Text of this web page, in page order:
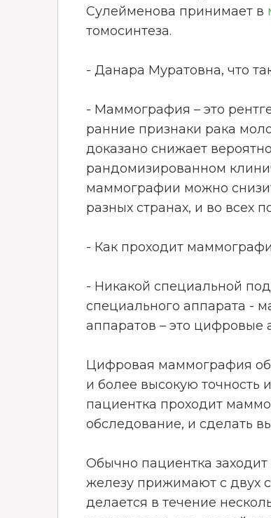
Сулейменова принимает в
томосинтеза.
- Данара Муратовна, что
- Маммография – это
ранние признаки рака
доказано снижает
рандомизированном
маммографии можно
разных странах, и во всех
- Как проходит
- Никакой специальной
специального аппарата -
аппаратов – это цифровые
Цифровая маммография
и более высокую
пациентка проходит
обследование, и сделать
Обычно пациентка
железу прижимают с двух
делается в течение